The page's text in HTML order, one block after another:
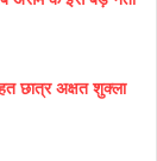
छात्र अक्षत शुक्ला